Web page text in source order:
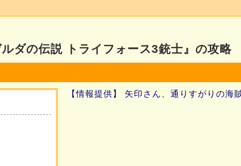
ルダの伝説 トライフォース3銃士』の攻略
【情報提供】 矢印さん、通りすがりの海